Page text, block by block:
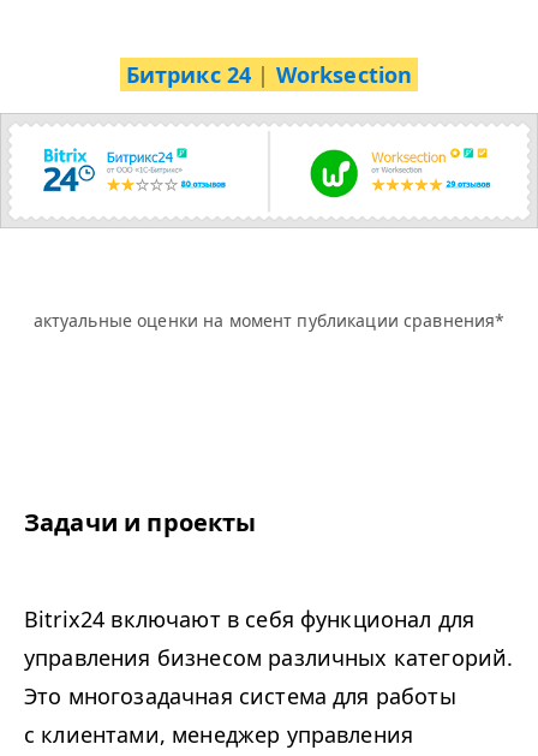
Битрикс 24 | Worksection
актуальные оценки на момент публикации сравнения*
Задачи и проекты
Bitrix24 включают в себя функционал для
управления бизнесом различных категорий.
Это многозадачная система для работы
с клиентами, менеджер управления